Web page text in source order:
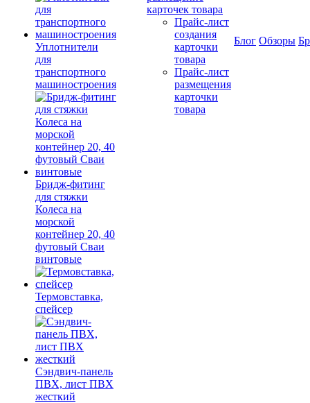
Уплотнители
для
транспортного
машиностроения
Бридж-фитинг
для стяжки
Колеса на
морской
контейнер 20, 40
футовый Сваи
винтовые
Термовставка,
спейсер
Сэндвич-панель
ПВХ, лист ПВХ
жесткий
карточек товара
Прайс-лист
создания
карточки
товара
Прайс-лист
размещения
карточки
товара
Блог Обзоры